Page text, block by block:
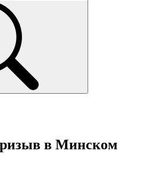
в Минском